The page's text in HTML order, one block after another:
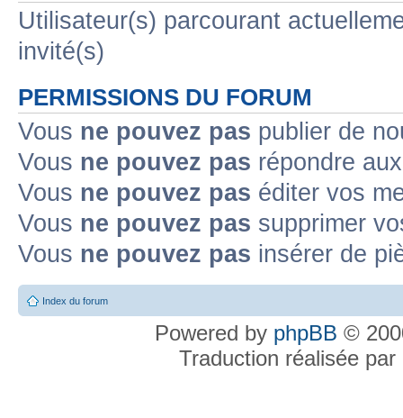
Utilisateur(s) parcourant
invité(s)
PERMISSIONS DU FORUM
Vous ne pouvez pas publier de
Vous ne pouvez pas répondre
Vous ne pouvez pas éditer vos
Vous ne pouvez pas supprimer
Vous ne pouvez pas insérer de
Index du forum
Powered by phpBB ©
Traduction réalisée par